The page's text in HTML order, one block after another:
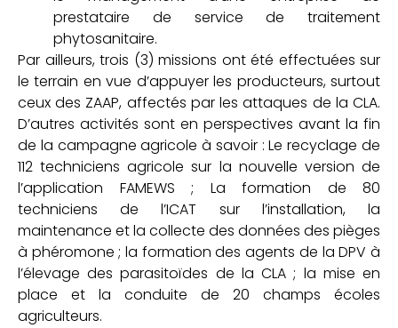
prestataire de service de traitement
phytosanitaire.
Par ailleurs, trois (3) missions ont été effectuées sur
le terrain en vue d’appuyer les producteurs, surtout
ceux des ZAAP, affectés par les attaques de la CLA.
D’autres activités sont en perspectives avant la fin
de la campagne agricole à savoir : Le recyclage de
112 techniciens agricole sur la nouvelle version de
l’application FAMEWS ; La formation de 80
techniciens de l’ICAT sur l’installation, la
maintenance et la collecte des données des pièges
à phéromone ; la formation des agents de la DPV à
l’élevage des parasitoïdes de la CLA ; la mise en
place et la conduite de 20 champs écoles
agriculteurs.